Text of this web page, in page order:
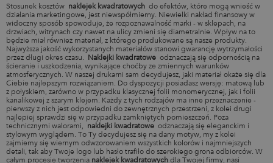
Stosunek kosztów ​ naklejek kwadratowych ​ do efektów, które mogą wnieść w
działania marketingowe, jest niewspółmierny. Niewielki nakład finansowy w
widoczny sposób spowoduje, że rozpoznawalność marki - w sklepach, na
drzwiach, witrynach czy nawet na ulicy zmieni się diametralnie. Wpływ na to
będzie miał również materiał, z którego produkowane są nasze produkty.
Najwyższa jakość wykorzystanych materiałów stanowi gwarancję wytrzymałości
przez długi okres czasu. ​ Naklejki kwadratowe ​ odznaczają się odpornością na
ścieranie i uszkodzenia, wynikające choćby ze zmiennych warunków
atmosferycznych. W naszej drukarni sam decydujesz, jaki materiał okaże się dla
Ciebie najlepszym rozwiązaniem. Do dyspozycji posiadasz wersję: matową lub
z połyskiem, zarówno w przypadku klasycznej folii monomerycznej, jak i folii
kanalikowej z szarym klejem. Każdy z tych rodzajów ma inne przeznaczenie -
pierwszy z nich jest odpowiedni do zewnętrznych przestrzeni, z kolei drugi
najlepiej sprawdzi się w przypadku zamkniętych pomieszczeń. Poza
technicznymi walorami, ​ naklejki kwadratowe ​ odznaczają się eleganckim i
stylowym wyglądem. To Ty decydujesz się na dany motyw, my z kolei
zajmiemy się wiernym odwzorowaniem wszystkich kolorów i najmniejszych
detali, tak aby Twoje logo lub hasło trafiło do szerokiego grona odbiorców. W
całym procesie tworzenia naklejek kwadratowychdla Twojej firmy, nasi